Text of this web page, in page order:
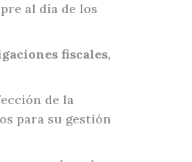
al día de los
fiscales,
de la
para su gestión